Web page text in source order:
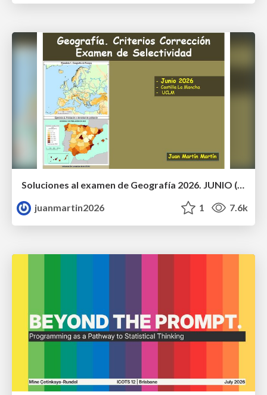
Soluciones al examen de Geografía 2026. JUNIO (Convocatoria Ordinaria)
juanmartin2026
1 7.6k